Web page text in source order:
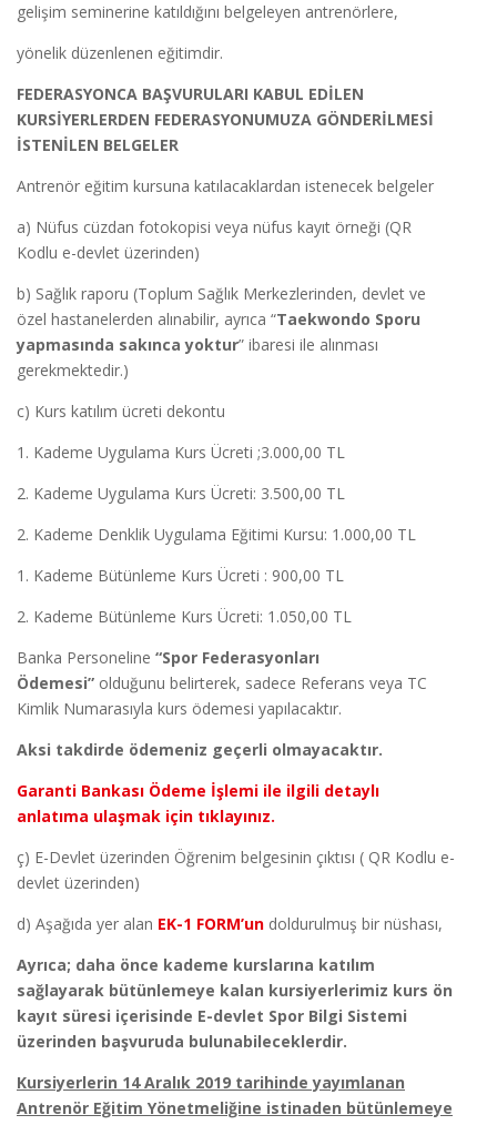
gelişim seminerine katıldığını belgeleyen antrenörlere,
yönelik düzenlenen eğitimdir.
FEDERASYONCA BAŞVURULARI KABUL EDİLEN
KURSİYERLERDEN FEDERASYONUMUZA GÖNDERİLMESİ
İSTENİLEN BELGELER
Antrenör eğitim kursuna katılacaklardan istenecek belgeler
a) Nüfus cüzdan fotokopisi veya nüfus kayıt örneği (QR
Kodlu e-devlet üzerinden)
b) Sağlık raporu (Toplum Sağlık Merkezlerinden, devlet ve
özel hastanelerden alınabilir, ayrıca “Taekwondo Sporu
yapmasında sakınca yoktur” ibaresi ile alınması
gerekmektedir.)
c) Kurs katılım ücreti dekontu
1. Kademe Uygulama Kurs Ücreti ;3.000,00 TL
2. Kademe Uygulama Kurs Ücreti: 3.500,00 TL
2. Kademe Denklik Uygulama Eğitimi Kursu: 1.000,00 TL
1. Kademe Bütünleme Kurs Ücreti : 900,00 TL
2. Kademe Bütünleme Kurs Ücreti: 1.050,00 TL
Banka Personeline “Spor Federasyonları
Ödemesi” olduğunu belirterek, sadece Referans veya TC
Kimlik Numarasıyla kurs ödemesi yapılacaktır.
Aksi takdirde ödemeniz geçerli olmayacaktır.
Garanti Bankası Ödeme İşlemi ile ilgili detaylı
anlatıma ulaşmak için tıklayınız.
ç) E-Devlet üzerinden Öğrenim belgesinin çıktısı ( QR Kodlu e-
devlet üzerinden)
d) Aşağıda yer alan EK-1 FORM’un doldurulmuş bir nüshası,
Ayrıca; daha önce kademe kurslarına katılım
sağlayarak bütünlemeye kalan kursiyerlerimiz kurs ön
kayıt süresi içerisinde E-devlet Spor Bilgi Sistemi
üzerinden başvuruda bulunabileceklerdir.
Kursiyerlerin 14 Aralık 2019 tarihinde yayımlanan
Antrenör Eğitim Yönetmeliğine istinaden bütünlemeye